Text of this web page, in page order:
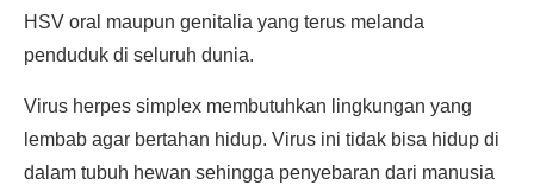
HSV oral maupun genitalia yang terus melanda
penduduk di seluruh dunia.
Virus herpes simplex membutuhkan lingkungan yang
lembab agar bertahan hidup. Virus ini tidak bisa hidup di
dalam tubuh hewan sehingga penyebaran dari manusia